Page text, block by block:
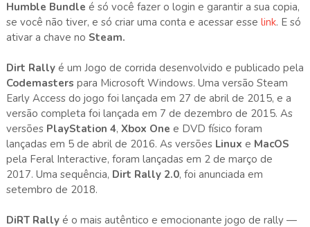
Humble Bundle é só você fazer o login e garantir a sua copia,
se você não tiver, e só criar uma conta e acessar esse link. E só
ativar a chave no Steam.
Dirt Rally é um Jogo de corrida desenvolvido e publicado pela
Codemasters para Microsoft Windows. Uma versão Steam
Early Access do jogo foi lançada em 27 de abril de 2015, e a
versão completa foi lançada em 7 de dezembro de 2015. As
versões PlayStation 4, Xbox One e DVD físico foram
lançadas em 5 de abril de 2016. As versões Linux e MacOS
pela Feral Interactive, foram lançadas em 2 de março de
2017. Uma sequência, Dirt Rally 2.0, foi anunciada em
setembro de 2018.
DiRT Rally é o mais autêntico e emocionante jogo de rally —